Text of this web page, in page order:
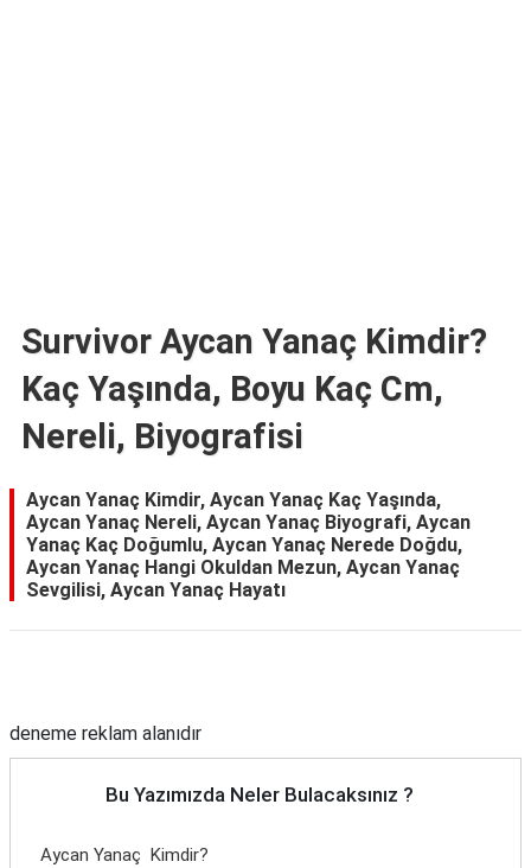
Survivor Aycan Yanaç Kimdir?
Kaç Yaşında, Boyu Kaç Cm,
Nereli, Biyografisi
Aycan Yanaç Kimdir, Aycan Yanaç Kaç Yaşında,
Aycan Yanaç Nereli, Aycan Yanaç Biyografi, Aycan
Yanaç Kaç Doğumlu, Aycan Yanaç Nerede Doğdu,
Aycan Yanaç Hangi Okuldan Mezun, Aycan Yanaç
Sevgilisi, Aycan Yanaç Hayatı
deneme reklam alanıdır
Bu Yazımızda Neler Bulacaksınız ?
Aycan Yanaç Kimdir?